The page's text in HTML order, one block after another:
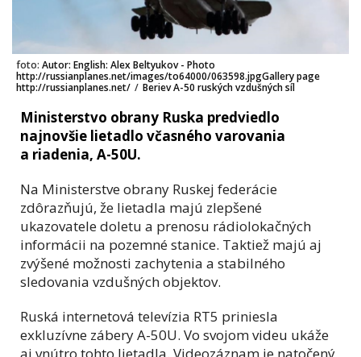
foto: Autor: English: Alex Beltyukov - Photo
http://russianplanes.net/images/to64000/063598.jpgGallery page
http://russianplanes.net/ / Beriev A-50 ruských vzdušných síl
Ministerstvo obrany Ruska predviedlo
najnovšie lietadlo včasného varovania
a riadenia, A-50U.
Na Ministerstve obrany Ruskej federácie
zdôrazňujú, že lietadla majú zlepšené
ukazovatele doletu a prenosu rádiolokačných
informácii na pozemné stanice. Taktiež majú aj
zvýšené možnosti zachytenia a stabilného
sledovania vzdušných objektov.
Ruská internetová televízia RT5 priniesla
exkluzívne zábery A-50U. Vo svojom videu ukáže